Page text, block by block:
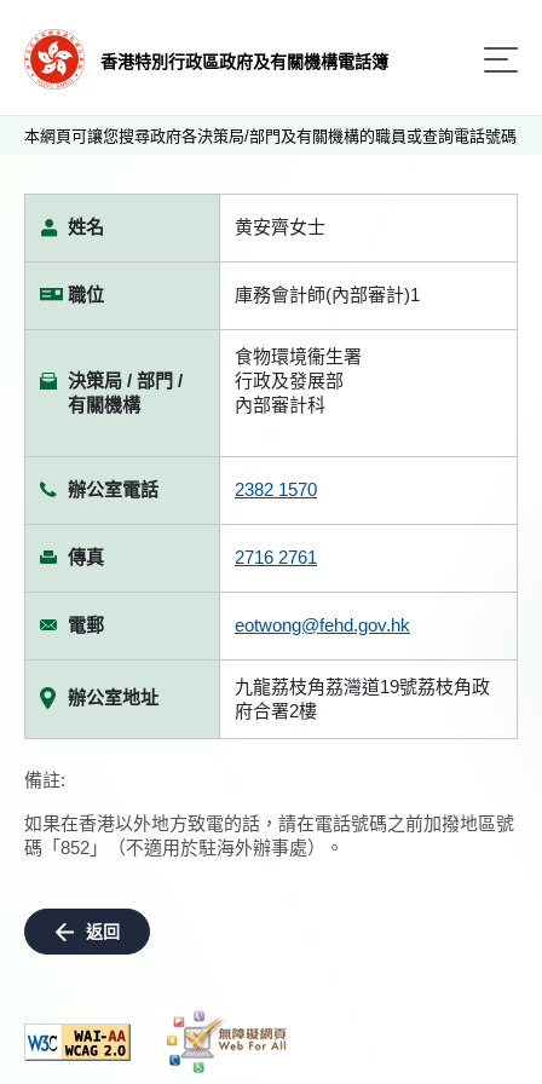
香港特別行政區政府及有關機構電話簿
本網頁可讓您搜尋政府各決策局/部門及有關機構的職員或查詢電話號碼
姓名 黄安齊女士
職位 庫務會計師(內部審計)1
決策局 / 部門 /
有關機構
食物環境衞生署
行政及發展部
內部審計科
辦公室電話 2382 1570
傳真 2716 2761
電郵 eotwong@fehd.gov.hk
辦公室地址
九龍荔枝角荔灣道19號荔枝角政
府合署2樓
備註:
如果在香港以外地方致電的話，請在電話號碼之前加撥地區號
碼「852」（不適用於駐海外辦事處）。
返回